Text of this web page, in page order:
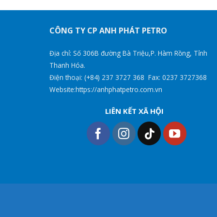
CÔNG TY CP ANH PHÁT PETRO
Địa chỉ: Số 306B đường Bà Triệu,P. Hàm Rồng, Tỉnh
Thanh Hóa.
Điện thoại: (+84) 237 3727 368 Fax: 0237 3727368
Website:https://anhphatpetro.com.vn
LIÊN KẾT XÃ HỘI